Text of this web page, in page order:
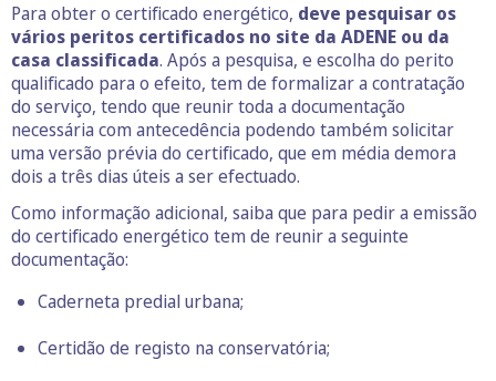
Para obter o certificado energético, deve pesquisar os
vários peritos certificados no site da ADENE ou da
casa classificada. Após a pesquisa, e escolha do perito
qualificado para o efeito, tem de formalizar a contratação
do serviço, tendo que reunir toda a documentação
necessária com antecedência podendo também solicitar
uma versão prévia do certificado, que em média demora
dois a três dias úteis a ser efectuado.
Como informação adicional, saiba que para pedir a emissão
do certificado energético tem de reunir a seguinte
documentação:
Caderneta predial urbana;
Certidão de registo na conservatória;